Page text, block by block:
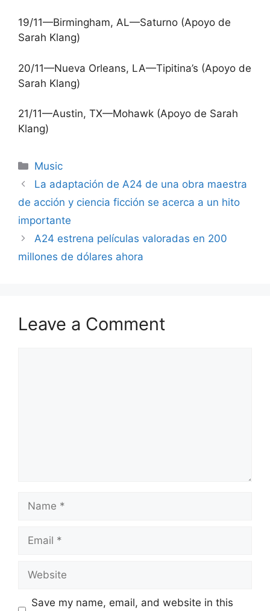
19/11—Birmingham, AL—Saturno (Apoyo de
Sarah Klang)
20/11—Nueva Orleans, LA—Tipitina’s (Apoyo de
Sarah Klang)
21/11—Austin, TX—Mohawk (Apoyo de Sarah
Klang)
Categories
Music
La adaptación de A24 de una obra maestra
de acción y ciencia ficción se acerca a un hito
importante
A24 estrena películas valoradas en 200
millones de dólares ahora
Leave a Comment
Name
Email
Website
Save my name, email, and website in this